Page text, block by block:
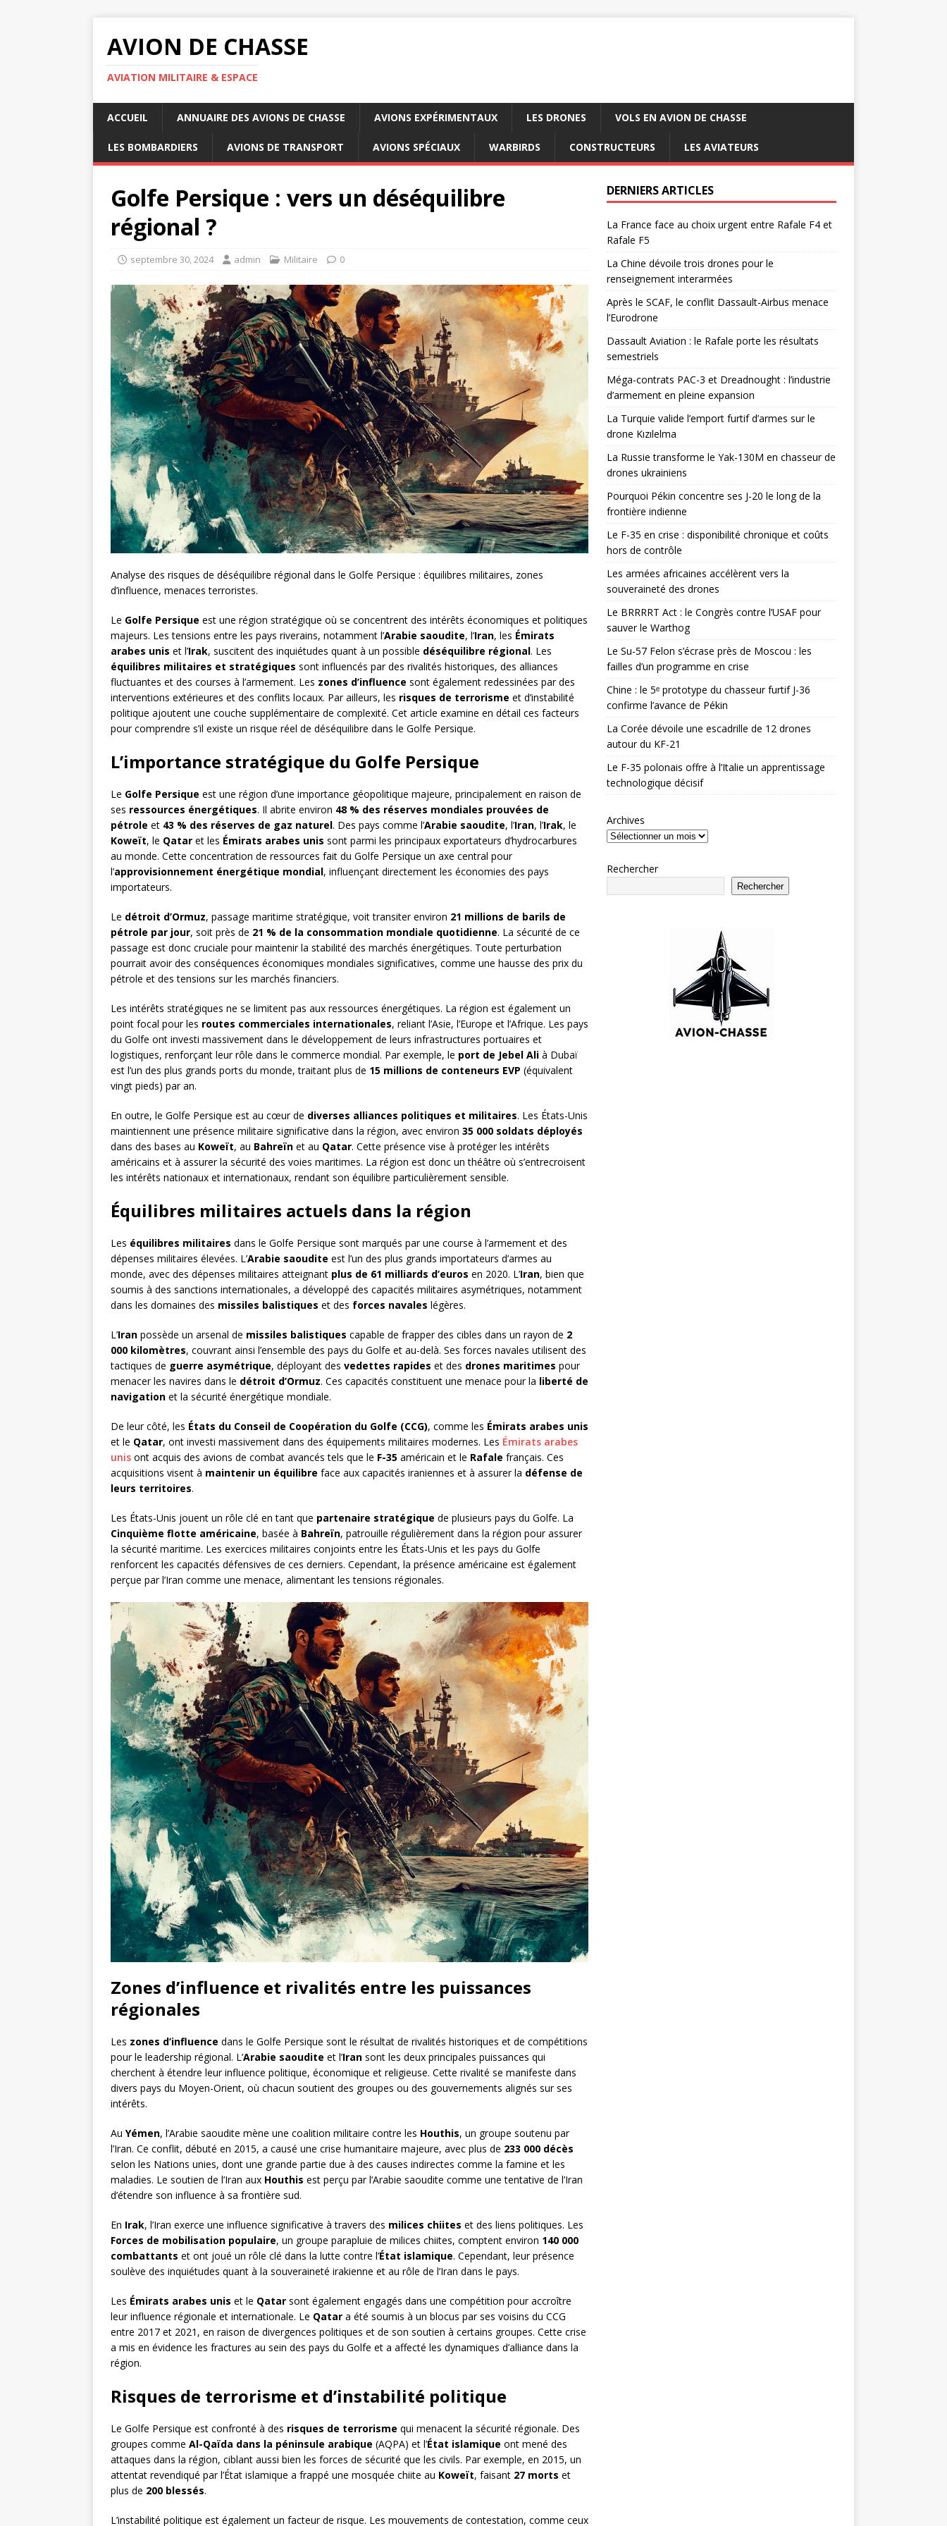
AVION DE CHASSE
AVIATION MILITAIRE & ESPACE
ACCUEIL ANNUAIRE DES AVIONS DE CHASSE AVIONS EXPÉRIMENTAUX LES DRONES VOLS EN AVION DE CHASSE
LES BOMBARDIERS AVIONS DE TRANSPORT AVIONS SPÉCIAUX WARBIRDS CONSTRUCTEURS LES AVIATEURS
Golfe Persique : vers un déséquilibre
régional ?
septembre 30, 2024 admin Militaire 0
Analyse des risques de déséquilibre régional dans le Golfe Persique : équilibres militaires, zones
d’influence, menaces terroristes.
Le Golfe Persique est une région stratégique où se concentrent des intérêts économiques et politiques
majeurs. Les tensions entre les pays riverains, notamment l’Arabie saoudite, l’Iran, les Émirats
arabes unis et l’Irak, suscitent des inquiétudes quant à un possible déséquilibre régional. Les
équilibres militaires et stratégiques sont influencés par des rivalités historiques, des alliances
fluctuantes et des courses à l’armement. Les zones d’influence sont également redessinées par des
interventions extérieures et des conflits locaux. Par ailleurs, les risques de terrorisme et d’instabilité
politique ajoutent une couche supplémentaire de complexité. Cet article examine en détail ces facteurs
pour comprendre s’il existe un risque réel de déséquilibre dans le Golfe Persique.
L’importance stratégique du Golfe Persique
Le Golfe Persique est une région d’une importance géopolitique majeure, principalement en raison de
ses ressources énergétiques. Il abrite environ 48 % des réserves mondiales prouvées de
pétrole et 43 % des réserves de gaz naturel. Des pays comme l’Arabie saoudite, l’Iran, l’Irak, le
Koweït, le Qatar et les Émirats arabes unis sont parmi les principaux exportateurs d’hydrocarbures
au monde. Cette concentration de ressources fait du Golfe Persique un axe central pour
l’approvisionnement énergétique mondial, influençant directement les économies des pays
importateurs.
Le détroit d’Ormuz, passage maritime stratégique, voit transiter environ 21 millions de barils de
pétrole par jour, soit près de 21 % de la consommation mondiale quotidienne. La sécurité de ce
passage est donc cruciale pour maintenir la stabilité des marchés énergétiques. Toute perturbation
pourrait avoir des conséquences économiques mondiales significatives, comme une hausse des prix du
pétrole et des tensions sur les marchés financiers.
Les intérêts stratégiques ne se limitent pas aux ressources énergétiques. La région est également un
point focal pour les routes commerciales internationales, reliant l’Asie, l’Europe et l’Afrique. Les pays
du Golfe ont investi massivement dans le développement de leurs infrastructures portuaires et
logistiques, renforçant leur rôle dans le commerce mondial. Par exemple, le port de Jebel Ali à Dubaï
est l’un des plus grands ports du monde, traitant plus de 15 millions de conteneurs EVP (équivalent
vingt pieds) par an.
En outre, le Golfe Persique est au cœur de diverses alliances politiques et militaires. Les États-Unis
maintiennent une présence militaire significative dans la région, avec environ 35 000 soldats déployés
dans des bases au Koweït, au Bahreïn et au Qatar. Cette présence vise à protéger les intérêts
américains et à assurer la sécurité des voies maritimes. La région est donc un théâtre où s’entrecroisent
les intérêts nationaux et internationaux, rendant son équilibre particulièrement sensible.
Équilibres militaires actuels dans la région
Les équilibres militaires dans le Golfe Persique sont marqués par une course à l’armement et des
dépenses militaires élevées. L’Arabie saoudite est l’un des plus grands importateurs d’armes au
monde, avec des dépenses militaires atteignant plus de 61 milliards d’euros en 2020. L’Iran, bien que
soumis à des sanctions internationales, a développé des capacités militaires asymétriques, notamment
dans les domaines des missiles balistiques et des forces navales légères.
L’Iran possède un arsenal de missiles balistiques capable de frapper des cibles dans un rayon de 2
000 kilomètres, couvrant ainsi l’ensemble des pays du Golfe et au-delà. Ses forces navales utilisent des
tactiques de guerre asymétrique, déployant des vedettes rapides et des drones maritimes pour
menacer les navires dans le détroit d’Ormuz. Ces capacités constituent une menace pour la liberté de
navigation et la sécurité énergétique mondiale.
De leur côté, les États du Conseil de Coopération du Golfe (CCG), comme les Émirats arabes unis
et le Qatar, ont investi massivement dans des équipements militaires modernes. Les Émirats arabes
unis ont acquis des avions de combat avancés tels que le F-35 américain et le Rafale français. Ces
acquisitions visent à maintenir un équilibre face aux capacités iraniennes et à assurer la défense de
leurs territoires.
Les États-Unis jouent un rôle clé en tant que partenaire stratégique de plusieurs pays du Golfe. La
Cinquième flotte américaine, basée à Bahreïn, patrouille régulièrement dans la région pour assurer
la sécurité maritime. Les exercices militaires conjoints entre les États-Unis et les pays du Golfe
renforcent les capacités défensives de ces derniers. Cependant, la présence américaine est également
perçue par l’Iran comme une menace, alimentant les tensions régionales.
Zones d’influence et rivalités entre les puissances
régionales
Les zones d’influence dans le Golfe Persique sont le résultat de rivalités historiques et de compétitions
pour le leadership régional. L’Arabie saoudite et l’Iran sont les deux principales puissances qui
cherchent à étendre leur influence politique, économique et religieuse. Cette rivalité se manifeste dans
divers pays du Moyen-Orient, où chacun soutient des groupes ou des gouvernements alignés sur ses
intérêts.
Au Yémen, l’Arabie saoudite mène une coalition militaire contre les Houthis, un groupe soutenu par
l’Iran. Ce conflit, débuté en 2015, a causé une crise humanitaire majeure, avec plus de 233 000 décès
selon les Nations unies, dont une grande partie due à des causes indirectes comme la famine et les
maladies. Le soutien de l’Iran aux Houthis est perçu par l’Arabie saoudite comme une tentative de l’Iran
d’étendre son influence à sa frontière sud.
En Irak, l’Iran exerce une influence significative à travers des milices chiites et des liens politiques. Les
Forces de mobilisation populaire, un groupe parapluie de milices chiites, comptent environ 140 000
combattants et ont joué un rôle clé dans la lutte contre l’État islamique. Cependant, leur présence
soulève des inquiétudes quant à la souveraineté irakienne et au rôle de l’Iran dans le pays.
Les Émirats arabes unis et le Qatar sont également engagés dans une compétition pour accroître
leur influence régionale et internationale. Le Qatar a été soumis à un blocus par ses voisins du CCG
entre 2017 et 2021, en raison de divergences politiques et de son soutien à certains groupes. Cette crise
a mis en évidence les fractures au sein des pays du Golfe et a affecté les dynamiques d’alliance dans la
région.
Risques de terrorisme et d’instabilité politique
Le Golfe Persique est confronté à des risques de terrorisme qui menacent la sécurité régionale. Des
groupes comme Al-Qaïda dans la péninsule arabique (AQPA) et l’État islamique ont mené des
attaques dans la région, ciblant aussi bien les forces de sécurité que les civils. Par exemple, en 2015, un
attentat revendiqué par l’État islamique a frappé une mosquée chiite au Koweït, faisant 27 morts et
plus de 200 blessés.
L’instabilité politique est également un facteur de risque. Les mouvements de contestation, comme ceux
DERNIERS ARTICLES
La France face au choix urgent entre Rafale F4 et
Rafale F5
La Chine dévoile trois drones pour le
renseignement interarmées
Après le SCAF, le conflit Dassault-Airbus menace
l’Eurodrone
Dassault Aviation : le Rafale porte les résultats
semestriels
Méga-contrats PAC-3 et Dreadnought : l’industrie
d’armement en pleine expansion
La Turquie valide l’emport furtif d’armes sur le
drone Kızılelma
La Russie transforme le Yak-130M en chasseur de
drones ukrainiens
Pourquoi Pékin concentre ses J-20 le long de la
frontière indienne
Le F-35 en crise : disponibilité chronique et coûts
hors de contrôle
Les armées africaines accélèrent vers la
souveraineté des drones
Le BRRRRT Act : le Congrès contre l’USAF pour
sauver le Warthog
Le Su-57 Felon s’écrase près de Moscou : les
failles d’un programme en crise
Chine : le 5ᵉ prototype du chasseur furtif J-36
confirme l’avance de Pékin
La Corée dévoile une escadrille de 12 drones
autour du KF-21
Le F-35 polonais offre à l’Italie un apprentissage
technologique décisif
Archives
Rechercher
Rechercher